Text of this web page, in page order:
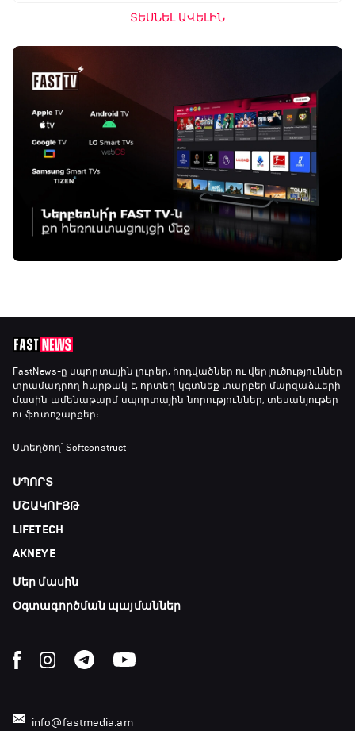
ՏԵՍՆԵԼ ԱՎԵԼԻՆ
FastNews-ը սպորտային լուրեր, հոդվածներ ու վերլուծություններ
տրամադրող հարթակ է, որտեղ կգտնեք տարբեր մարզաձևերի
մասին ամենաթարմ սպորտային նորություններ, տեսանյութեր
ու ֆոտոշարքեր։
Ստեղծող՝ Softconstruct
ՍՊՈՐՏ
ՄՇԱԿՈՒՅԹ
LIFETECH
AKNEYE
Մեր մասին
Օգտագործման պայմաններ
info@fastmedia.am